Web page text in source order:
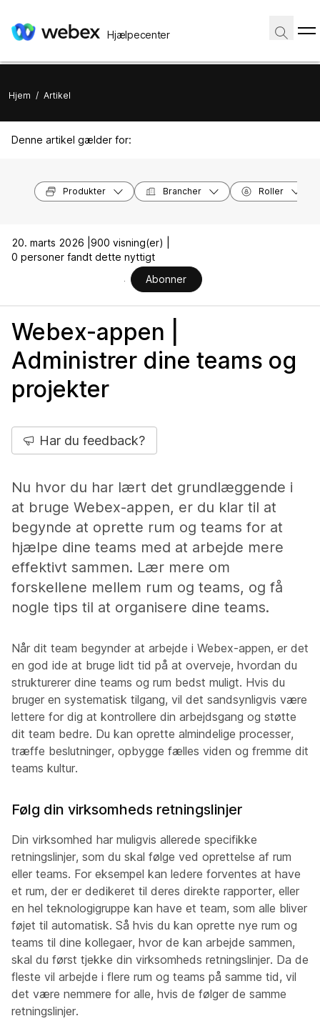
Hjælpecenter
Hjem / Artikel
Denne artikel gælder for:
Produkter Brancher Roller
20. marts 2026 | 900 visning(er) |
0 personer fandt dette nyttigt
Abonner
Webex-appen |
Administrer dine teams og
projekter
Har du feedback?
Nu hvor du har lært det grundlæggende i
at bruge Webex-appen, er du klar til at
begynde at oprette rum og teams for at
hjælpe dine teams med at arbejde mere
effektivt sammen. Lær mere om
forskellene mellem rum og teams, og få
nogle tips til at organisere dine teams.
Når dit team begynder at arbejde i Webex-appen, er det
en god ide at bruge lidt tid på at overveje, hvordan du
strukturerer dine teams og rum bedst muligt. Hvis du
bruger en systematisk tilgang, vil det sandsynligvis være
lettere for dig at kontrollere din arbejdsgang og støtte
dit team bedre. Du kan oprette almindelige processer,
træffe beslutninger, opbygge fælles viden og fremme dit
teams kultur.
Følg din virksomheds retningslinjer
Din virksomhed har muligvis allerede specifikke
retningslinjer, som du skal følge ved oprettelse af rum
eller teams. For eksempel kan ledere forventes at have
et rum, der er dedikeret til deres direkte rapporter, eller
en hel teknologigruppe kan have et team, som alle bliver
føjet til automatisk. Så hvis du kan oprette nye rum og
teams til dine kollegaer, hvor de kan arbejde sammen,
skal du først tjekke din virksomheds retningslinjer. Da de
fleste vil arbejde i flere rum og teams på samme tid, vil
det være nemmere for alle, hvis de følger de samme
retningslinjer.